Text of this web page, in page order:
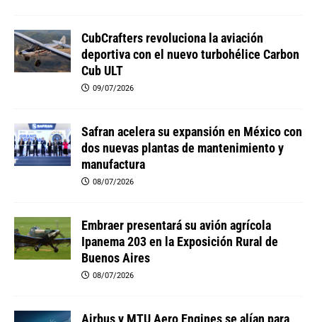
CubCrafters revoluciona la aviación
deportiva con el nuevo turbohélice Carbon
Cub ULT
09/07/2026
Safran acelera su expansión en México con
dos nuevas plantas de mantenimiento y
manufactura
08/07/2026
Embraer presentará su avión agrícola
Ipanema 203 en la Exposición Rural de
Buenos Aires
08/07/2026
Airbus y MTU Aero Engines se alían para